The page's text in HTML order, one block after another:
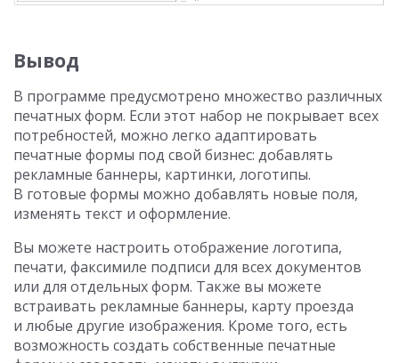
Вывод
В программе предусмотрено множество различных
печатных форм. Если этот набор не покрывает всех
потребностей, можно легко адаптировать
печатные формы под свой бизнес: добавлять
рекламные баннеры, картинки, логотипы.
В готовые формы можно добавлять новые поля,
изменять текст и оформление.
Вы можете настроить отображение логотипа,
печати, факсимиле подписи для всех документов
или для отдельных форм. Также вы можете
встраивать рекламные баннеры, карту проезда
и любые другие изображения. Кроме того, есть
возможность создать собственные печатные